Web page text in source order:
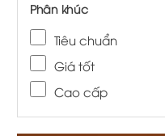
Phân khúc
Tiêu chuẩn
Giá tốt
Cao cấp